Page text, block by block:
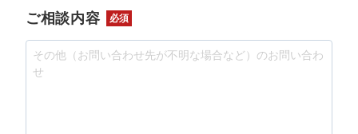
ご相談内容 必須